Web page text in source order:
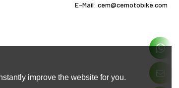
E-Mail: cem@cemotobike.com
improve the website for you.